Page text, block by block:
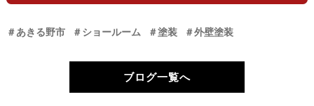
＃あきる野市 ＃ショールーム ＃塗装 ＃外壁塗装
ブログ一覧へ